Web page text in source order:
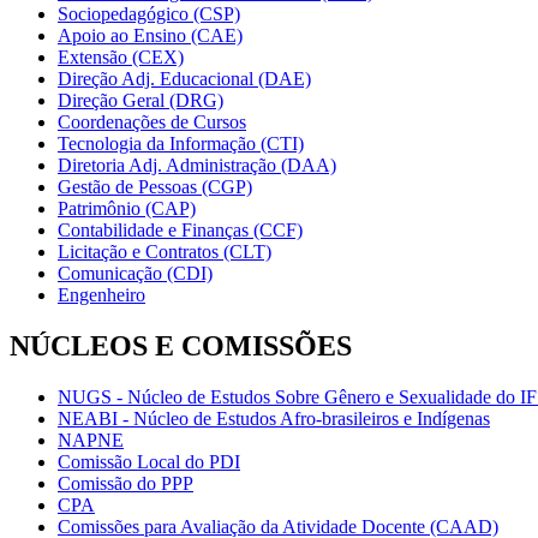
Sociopedagógico (CSP)
Apoio ao Ensino (CAE)
Extensão (CEX)
Direção Adj. Educacional (DAE)
Direção Geral (DRG)
Coordenações de Cursos
Tecnologia da Informação (CTI)
Diretoria Adj. Administração (DAA)
Gestão de Pessoas (CGP)
Patrimônio (CAP)
Contabilidade e Finanças (CCF)
Licitação e Contratos (CLT)
Comunicação (CDI)
Engenheiro
NÚCLEOS E COMISSÕES
NUGS - Núcleo de Estudos Sobre Gênero e Sexualidade do
NEABI - Núcleo de Estudos Afro-brasileiros e Indígenas
NAPNE
Comissão Local do PDI
Comissão do PPP
CPA
Comissões para Avaliação da Atividade Docente (CAAD)